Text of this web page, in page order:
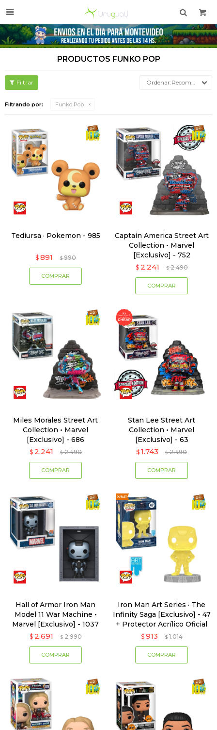

PRODUCTOS FUNKO POP
Recomendados
Filtrando por: Funko Pop
Tediursa · Pokemon - 985
$ 891 $ 990
Captain America Street Art
Collection • Marvel
[Exclusivo] - 752
$ 2.241 $ 2.490
Miles Morales Street Art
Collection • Marvel
[Exclusivo] - 686
$ 2.241 $ 2.490
Stan Lee Street Art
Collection • Marvel
[Exclusivo] - 63
$ 1.743 $ 2.490
Hall of Armor Iron Man
Model 11 War Machine •
Marvel [Exclusivo] - 1037
$ 2.691 $ 2.990
Iron Man Art Series · The
Infinity Saga [Exclusivo] - 47
+ Protector Acrílico Oficial
$ 913 $ 1.014